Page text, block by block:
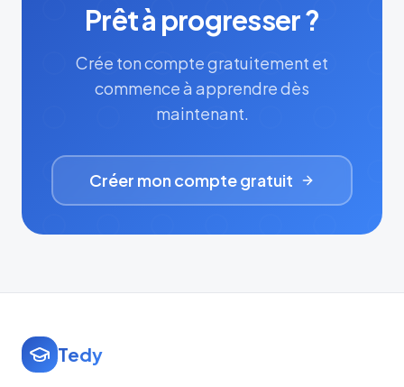
Prêt à progresser ?
Crée ton compte gratuitement et
commence à apprendre dès
maintenant.
Créer mon compte gratuit
Tedy